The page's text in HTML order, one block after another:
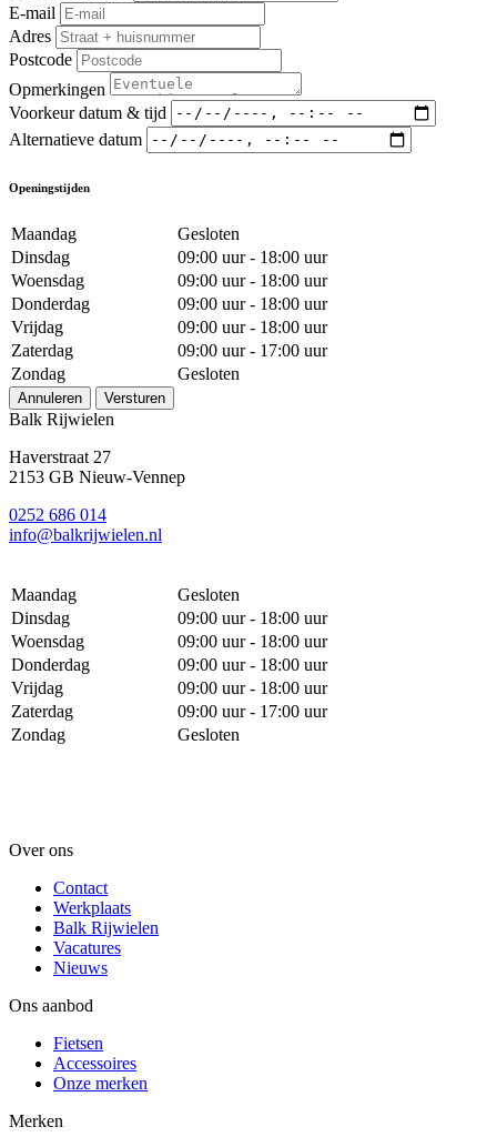
E-mail
Adres
Postcode
Opmerkingen
Voorkeur datum & tijd
Alternatieve datum
Openingstijden
Maandag
Gesloten
Dinsdag
09:00 uur - 18:00 uur
Woensdag
09:00 uur - 18:00 uur
Donderdag
09:00 uur - 18:00 uur
Vrijdag
09:00 uur - 18:00 uur
Zaterdag
09:00 uur - 17:00 uur
Zondag
Gesloten
Annuleren Versturen
Balk Rijwielen
Haverstraat 27
2153 GB Nieuw-Vennep
0252 686 014
info@balkrijwielen.nl
Maandag
Gesloten
Dinsdag
09:00 uur - 18:00 uur
Woensdag
09:00 uur - 18:00 uur
Donderdag
09:00 uur - 18:00 uur
Vrijdag
09:00 uur - 18:00 uur
Zaterdag
09:00 uur - 17:00 uur
Zondag
Gesloten
Over ons
Contact
Werkplaats
Balk Rijwielen
Vacatures
Nieuws
Ons aanbod
Fietsen
Accessoires
Onze merken
Merken